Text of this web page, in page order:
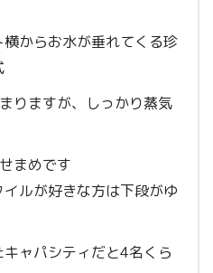
からお水が垂れてくる珍
りますが、しっかり蒸気
まめです
ルが好きな方は下段がゆ
ャパシティだと4名くら